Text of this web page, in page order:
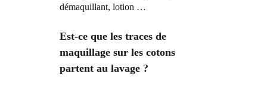
démaquillant, lotion …
Est-ce que les traces de
maquillage sur les cotons
partent au lavage ?